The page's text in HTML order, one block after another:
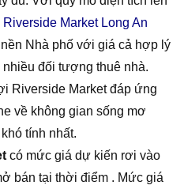
Market Long An
Nhà phố với giá cả hợp lý
đối tượng thuê nhà.
Riverside Market đáp ứng
về không gian sống mơ
tính nhất.
có mức giá dự kiến rơi vào
bán tại thời điểm . Mức giá